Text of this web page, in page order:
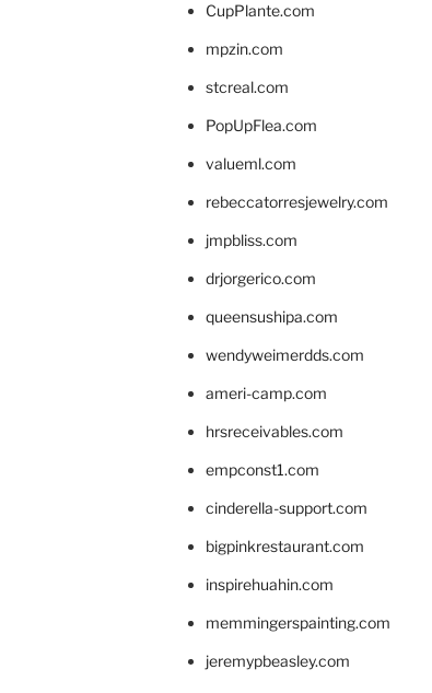
CupPlante.com
mpzin.com
stcreal.com
PopUpFlea.com
valueml.com
rebeccatorresjewelry.com
jmpbliss.com
drjorgerico.com
queensushipa.com
wendyweimerdds.com
ameri-camp.com
hrsreceivables.com
empconst1.com
cinderella-support.com
bigpinkrestaurant.com
inspirehuahin.com
memmingerspainting.com
jeremypbeasley.com